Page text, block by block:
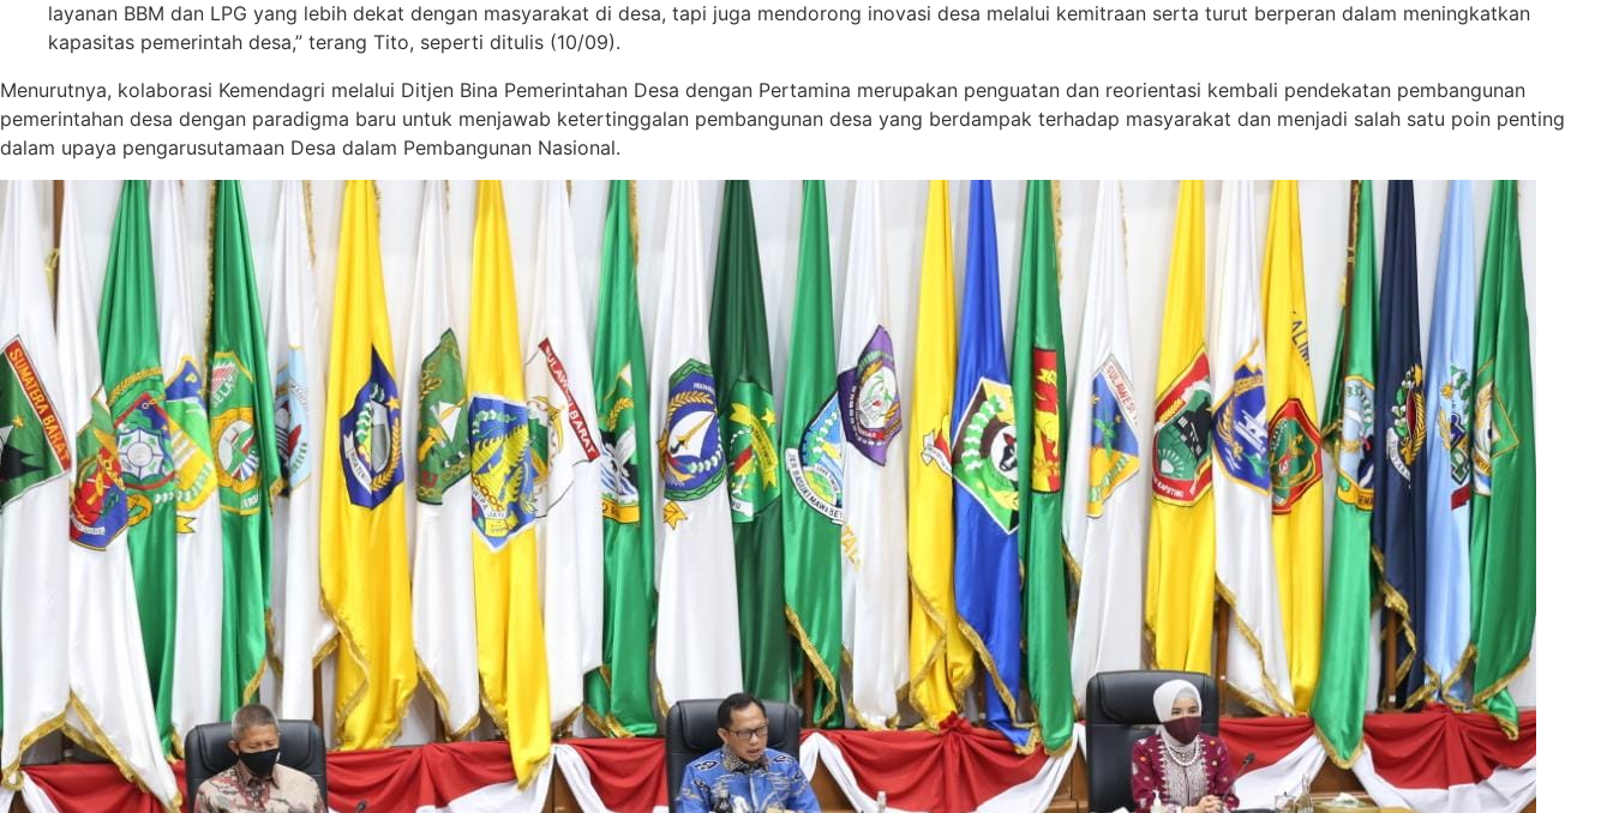
layanan BBM dan LPG yang lebih dekat dengan masyarakat di desa, tapi juga mendorong inovasi desa melalui kemitraan serta turut berperan dalam meningkatkan
kapasitas pemerintah desa,” terang Tito, seperti ditulis (10/09).
Menurutnya, kolaborasi Kemendagri melalui Ditjen Bina Pemerintahan Desa dengan Pertamina merupakan penguatan dan reorientasi kembali pendekatan pembangunan
pemerintahan desa dengan paradigma baru untuk menjawab ketertinggalan pembangunan desa yang berdampak terhadap masyarakat dan menjadi salah satu poin penting
dalam upaya pengarusutamaan Desa dalam Pembangunan Nasional.